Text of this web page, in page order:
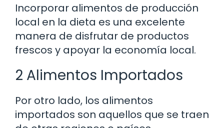
Incorporar alimentos de producción
local en la dieta es una excelente
manera de disfrutar de productos
frescos y apoyar la economía local.
2 Alimentos Importados
Por otro lado, los alimentos
importados son aquellos que se traen